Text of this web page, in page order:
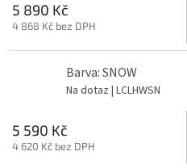
5 890 Kč
4 868 Kč bez DPH
Barva: SNOW
Na dotaz | LCLHWSN
5 590 Kč
4 620 Kč bez DPH